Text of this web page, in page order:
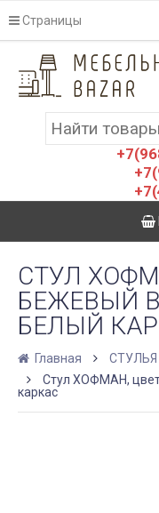
Страницы
СТУЛ
БЕЖЕВЫЙ
БЕЛЫЙ
Главная
СТУЛЬЯ
Стул ХОФМАН,
каркас